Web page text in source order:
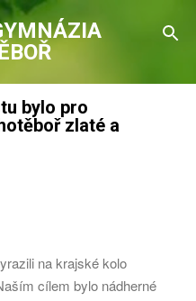
obsah
bylo pro
zlaté a
na krajské kolo
cílem bylo nádherné